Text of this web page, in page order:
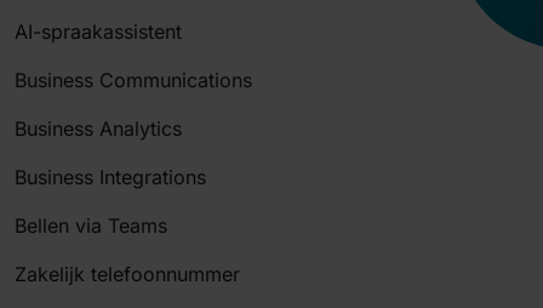
AI-spraakassistent
Business Communications
Business Analytics
Business Integrations
Bellen via Teams
Zakelijk telefoonnummer